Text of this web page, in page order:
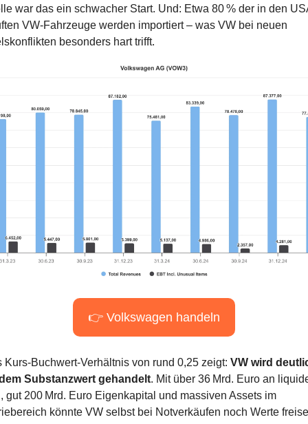
war das ein schwacher Start. Und: Etwa 80 % der in den
VW-Fahrzeuge werden importiert – was VW bei neuen
besonders hart trifft.
👉 Volkswagen handeln
Buchwert-Verhältnis von rund 0,25 zeigt: VW wird
Substanzwert gehandelt. Mit über 36 Mrd. Euro an
gut 200 Mrd. Euro Eigenkapital und massiven Assets im
könnte VW selbst bei Notverkäufen noch Werte